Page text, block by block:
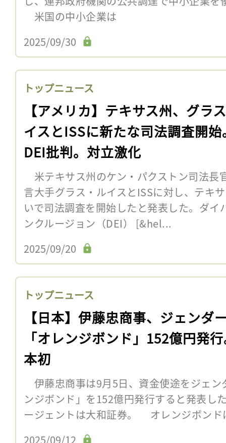
米国の中小企業は
2025/09/30
トップニュース
【アメリカ】テキサス州、グラ
イスとISSに新たな司法調査開始
DEI批判。対立激化
米テキサス州のケン・パクストン司法長
言大手グラス・ルイスとISSに対し、テキ
いで司法調査を開始したと発表した。ダイ
ンクルージョン（DEI） [&hel...
2025/09/20
トップニュース
【日本】伊藤忠商事、ジェンダ
「オレンジボンド」152億円発
本初
伊藤忠商事は9月5日、資金使途をジェン
ンジボンド」を152億円発行すると発表し
ージェントは大和証券。 オレンジボンド
2025/09/12